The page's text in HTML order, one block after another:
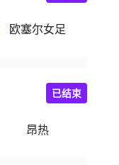
欧塞尔女足
昂热
已结束